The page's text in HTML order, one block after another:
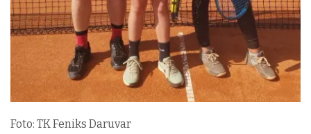
Foto: TK Feniks Daruvar